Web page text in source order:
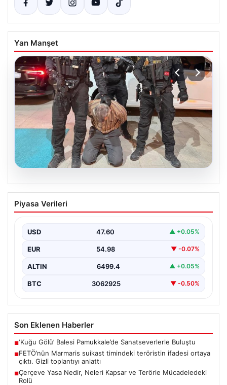
Yan Manşet
FETÖ’nün Marmaris suikast timindeki
teröristin ifadesi ortaya çıktı. Gizli
Piyasa Verileri
USD 47.60 ▲ +0.05%
EUR 54.98 ▼ -0.07%
ALTIN 6499.4 ▲ +0.05%
BTC 3062925 ▼ -0.50%
Son Eklenen Haberler
■‘Kuğu Gölü’ Balesi Pamukkale’de Sanatseverlerle Buluştu
■FETÖ’nün Marmaris suikast timindeki teröristin ifadesi ortaya
çıktı. Gizli toplantıyı anlattı
■Çerçeve Yasa Nedir, Neleri Kapsar ve Terörle Mücadeledeki
Rolü